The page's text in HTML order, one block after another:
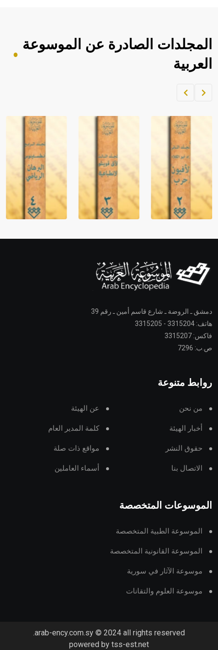
المجلدات الصادرة عن الموسوعة
العربية
دمشق ـ الروضة ـ شارع قاسم أمين ـ رقم 39
هاتف: 3315204 - 3315205
فاكس: 3315207
ص.ب: 7296
روابط متنوعة
من نحن عن الهيئة
أخبار الهيئة كلمة المدير العام
حقوق النشر مواقع ذات صلة
الاتصال بنا أسماء العاملين
الموسوعات المتخصصة
الموسوعة الطبية المتخصصة
الموسوعة القانونية المتخصصة
موسوعة الآثار في سورية
موسوعة العلوم والتقانات
arab-ency.com.sy © 2024 all rights reserved.
powered by tss-est.net